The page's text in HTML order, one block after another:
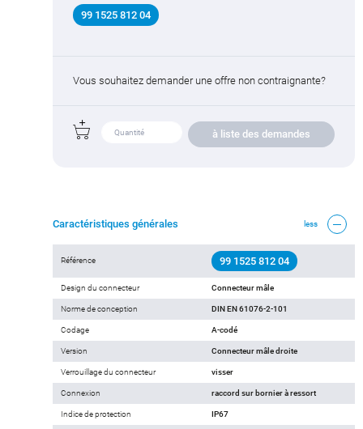
99 1525 812 04
Vous souhaitez demander une offre non contraignante?
à liste des demandes
Caractéristiques générales less
Référence 99 1525 812 04
Design du connecteur Connecteur mâle
Norme de conception DIN EN 61076-2-101
Codage A-codé
Version Connecteur mâle droite
Verrouillage du connecteur visser
Connexion raccord sur bornier à ressort
Indice de protection IP67